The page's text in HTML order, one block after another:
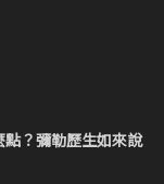
？彌勒歷生如來說